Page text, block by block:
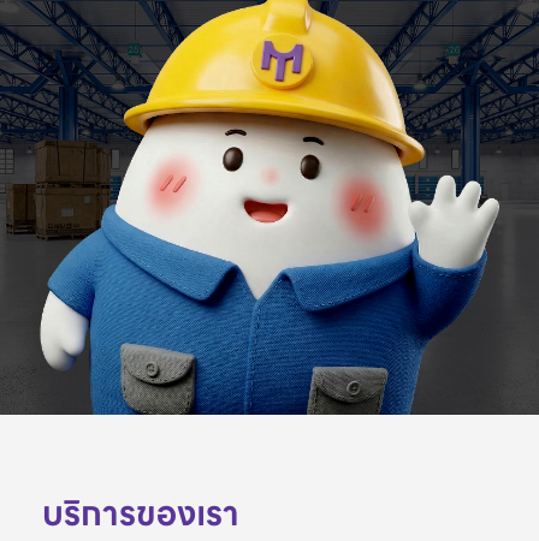
บริการของเรา